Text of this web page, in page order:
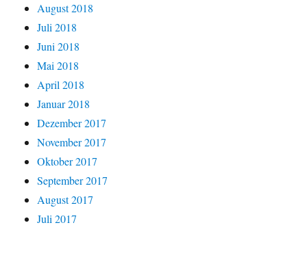
August 2018
Juli 2018
Juni 2018
Mai 2018
April 2018
Januar 2018
Dezember 2017
November 2017
Oktober 2017
September 2017
August 2017
Juli 2017